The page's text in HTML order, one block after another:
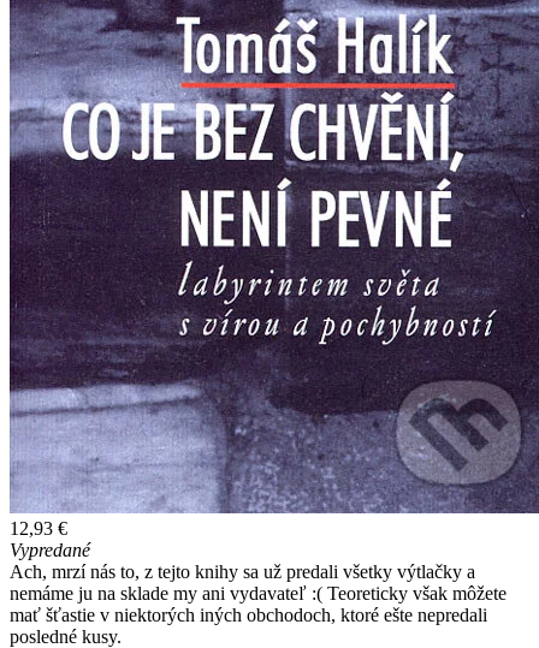
12,93 €
Vypredané
Ach, mrzí nás to, z tejto knihy sa už predali všetky výtlačky a
nemáme ju na sklade my ani vydavateľ :( Teoreticky však môžete
mať šťastie v niektorých iných obchodoch, ktoré ešte nepredali
posledné kusy.